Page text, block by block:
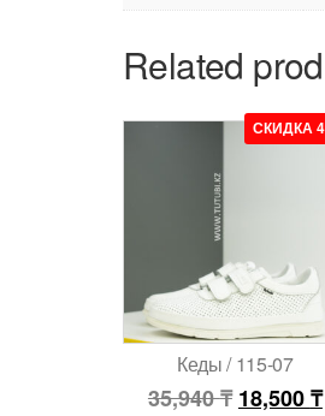
Related
СКИДКА
Кеды / 115-07
35,940₸ 18,500₸